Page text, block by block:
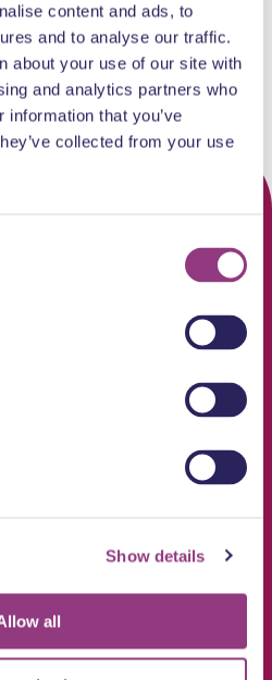
content and ads, to
and to analyse our traffic.
about your use of our site with
and analytics partners who
that you’ve
collected from your use
Show details
all
op /indordrecht